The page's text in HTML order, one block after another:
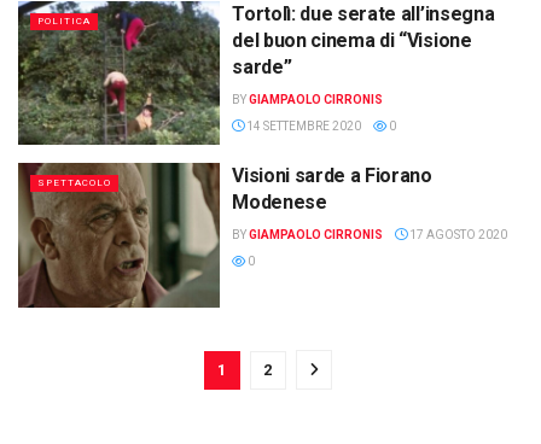
POLITICA
Tortolì: due serate all’insegna
del buon cinema di “Visione
sarde”
BYGIAMPAOLO CIRRONIS
14 SETTEMBRE 2020
0
SPETTACOLO
Visioni sarde a Fiorano
Modenese
BYGIAMPAOLO CIRRONIS
17 AGOSTO 2020
0
1 2